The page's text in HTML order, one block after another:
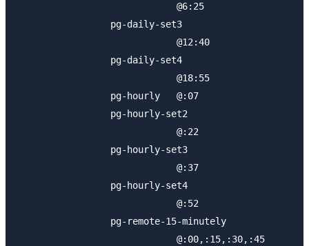
                             @6:25
                 pg-daily-set3
                             @12:40
                 pg-daily-set4
                             @18:55
                 pg-hourly   @:07
                 pg-hourly-set2
                             @:22
                 pg-hourly-set3
                             @:37
                 pg-hourly-set4
                             @:52
                 pg-remote-15-minutely
                             @:00,:15,:30,:45